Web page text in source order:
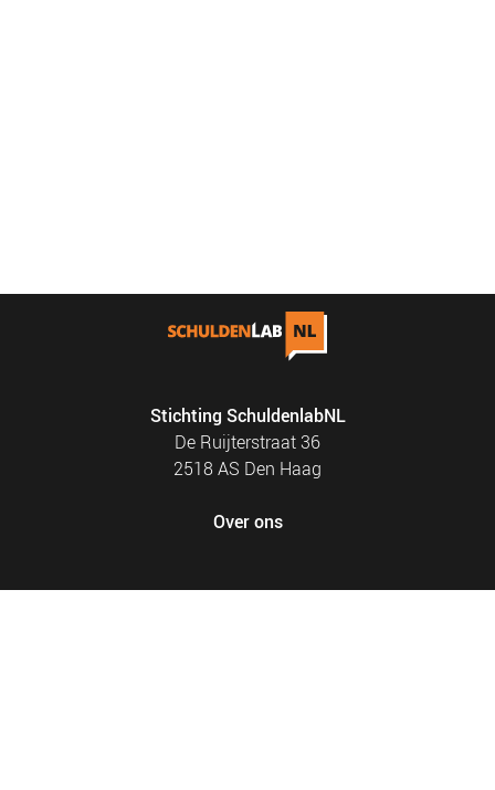
Stichting SchuldenlabNL
De Ruijterstraat 36
2518 AS Den Haag
Over ons